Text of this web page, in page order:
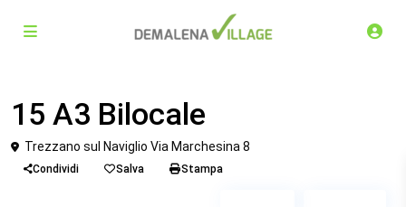
15 A3 Bilocale
Trezzano sul Naviglio Via Marchesina 8
Condividi Salva Stampa